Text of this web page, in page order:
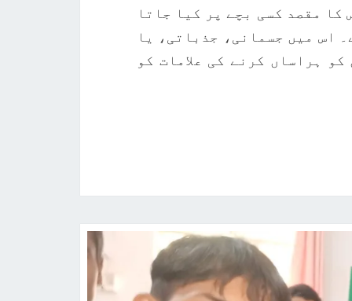
مقصد کسی بچے پر کیا جاتا
اس میں جسمانی، جذباتی، یا
ہراساں کرنے کی علامات کو